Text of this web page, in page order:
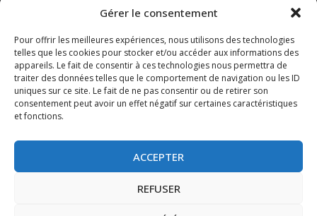
Gérer le consentement
Pour offrir les meilleures expériences, nous utilisons des technologies
telles que les cookies pour stocker et/ou accéder aux informations des
appareils. Le fait de consentir à ces technologies nous permettra de
traiter des données telles que le comportement de navigation ou les ID
uniques sur ce site. Le fait de ne pas consentir ou de retirer son
consentement peut avoir un effet négatif sur certaines caractéristiques
et fonctions.
ACCEPTER
REFUSER
La gazette 2025-2026